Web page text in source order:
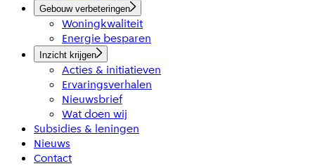
Gebouw verbeteringen
Woningkwaliteit
Energie besparen
Inzicht krijgen
Acties & initiatieven
Ervaringsverhalen
Nieuwsbrief
Wat doen wij
Subsidies & leningen
Nieuws
Contact